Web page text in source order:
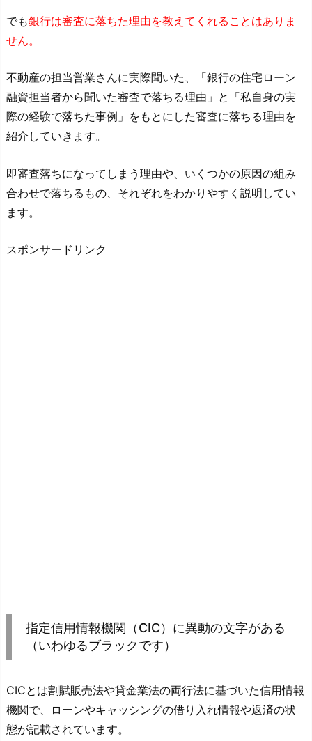
でも銀行は審査に落ちた理由を教えてくれることはありま
せん。
不動産の担当営業さんに実際聞いた、「銀行の住宅ローン
融資担当者から聞いた審査で落ちる理由」と「私自身の実
際の経験で落ちた事例」をもとにした審査に落ちる理由を
紹介していきます。
即審査落ちになってしまう理由や、いくつかの原因の組み
合わせで落ちるもの、それぞれをわかりやすく説明してい
ます。
スポンサードリンク
指定信用情報機関（CIC）に異動の文字がある
（いわゆるブラックです）
CICとは割賦販売法や貸金業法の両行法に基づいた信用情報
機関で、ローンやキャッシングの借り入れ情報や返済の状
態が記載されています。